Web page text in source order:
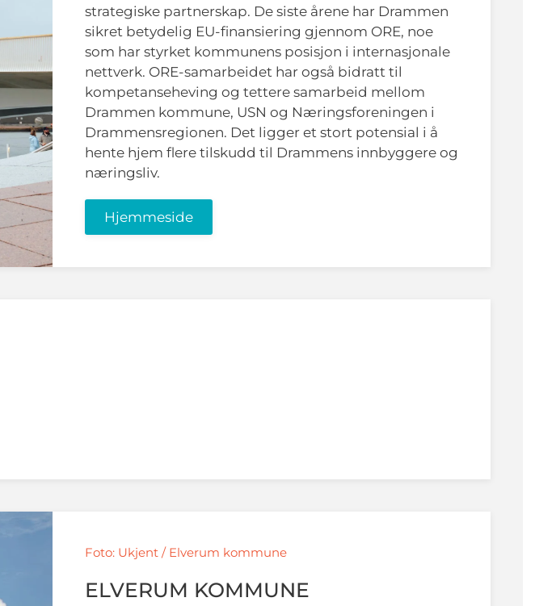
strategiske partnerskap. De siste årene har Drammen
sikret betydelig EU-finansiering gjennom ORE, noe
som har styrket kommunens posisjon i internasjonale
nettverk. ORE-samarbeidet har også bidratt til
kompetanseheving og tettere samarbeid mellom
Drammen kommune, USN og Næringsforeningen i
Drammensregionen. Det ligger et stort potensial i å
hente hjem flere tilskudd til Drammens innbyggere og
næringsliv.
Hjemmeside
Foto: Ukjent / Elverum kommune
ELVERUM KOMMUNE